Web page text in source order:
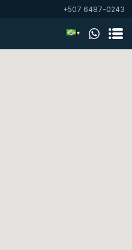
+507 6487-0243
▾